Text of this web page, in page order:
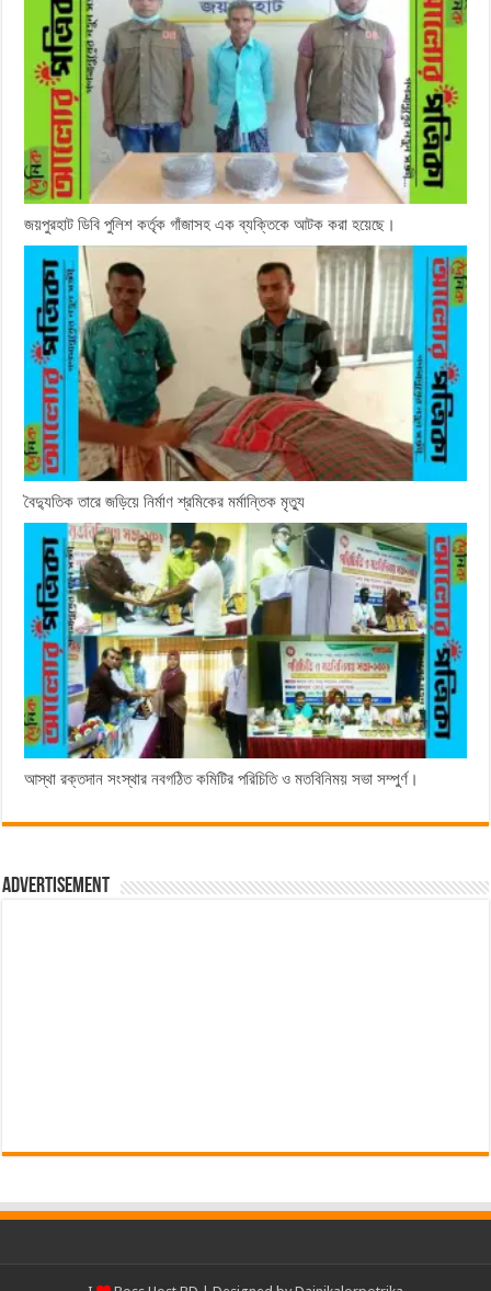
জয়পুরহাট ডিবি পুলিশ কর্তৃক গাঁজাসহ এক ব্যক্তিকে আটক করা হয়েছে।
বৈদ্যুতিক তারে জড়িয়ে নির্মাণ শ্রমিকের মর্মান্তিক মৃত্যু
আস্থা রক্তদান সংস্থার নবগঠিত কমিটির পরিচিতি ও মতবিনিময় সভা সম্পুর্ণ।
Advertisement